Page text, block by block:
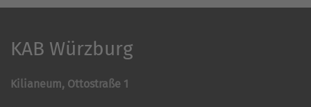
KAB Würzburg
Kilianeum, Ottostraße 1